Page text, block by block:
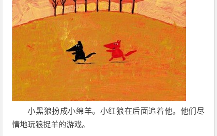
小黑狼扮成小绵羊。小红狼在后面追着他。他们尽
情地玩狼捉羊的游戏。